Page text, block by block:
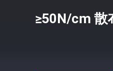
≥50N/cm 散